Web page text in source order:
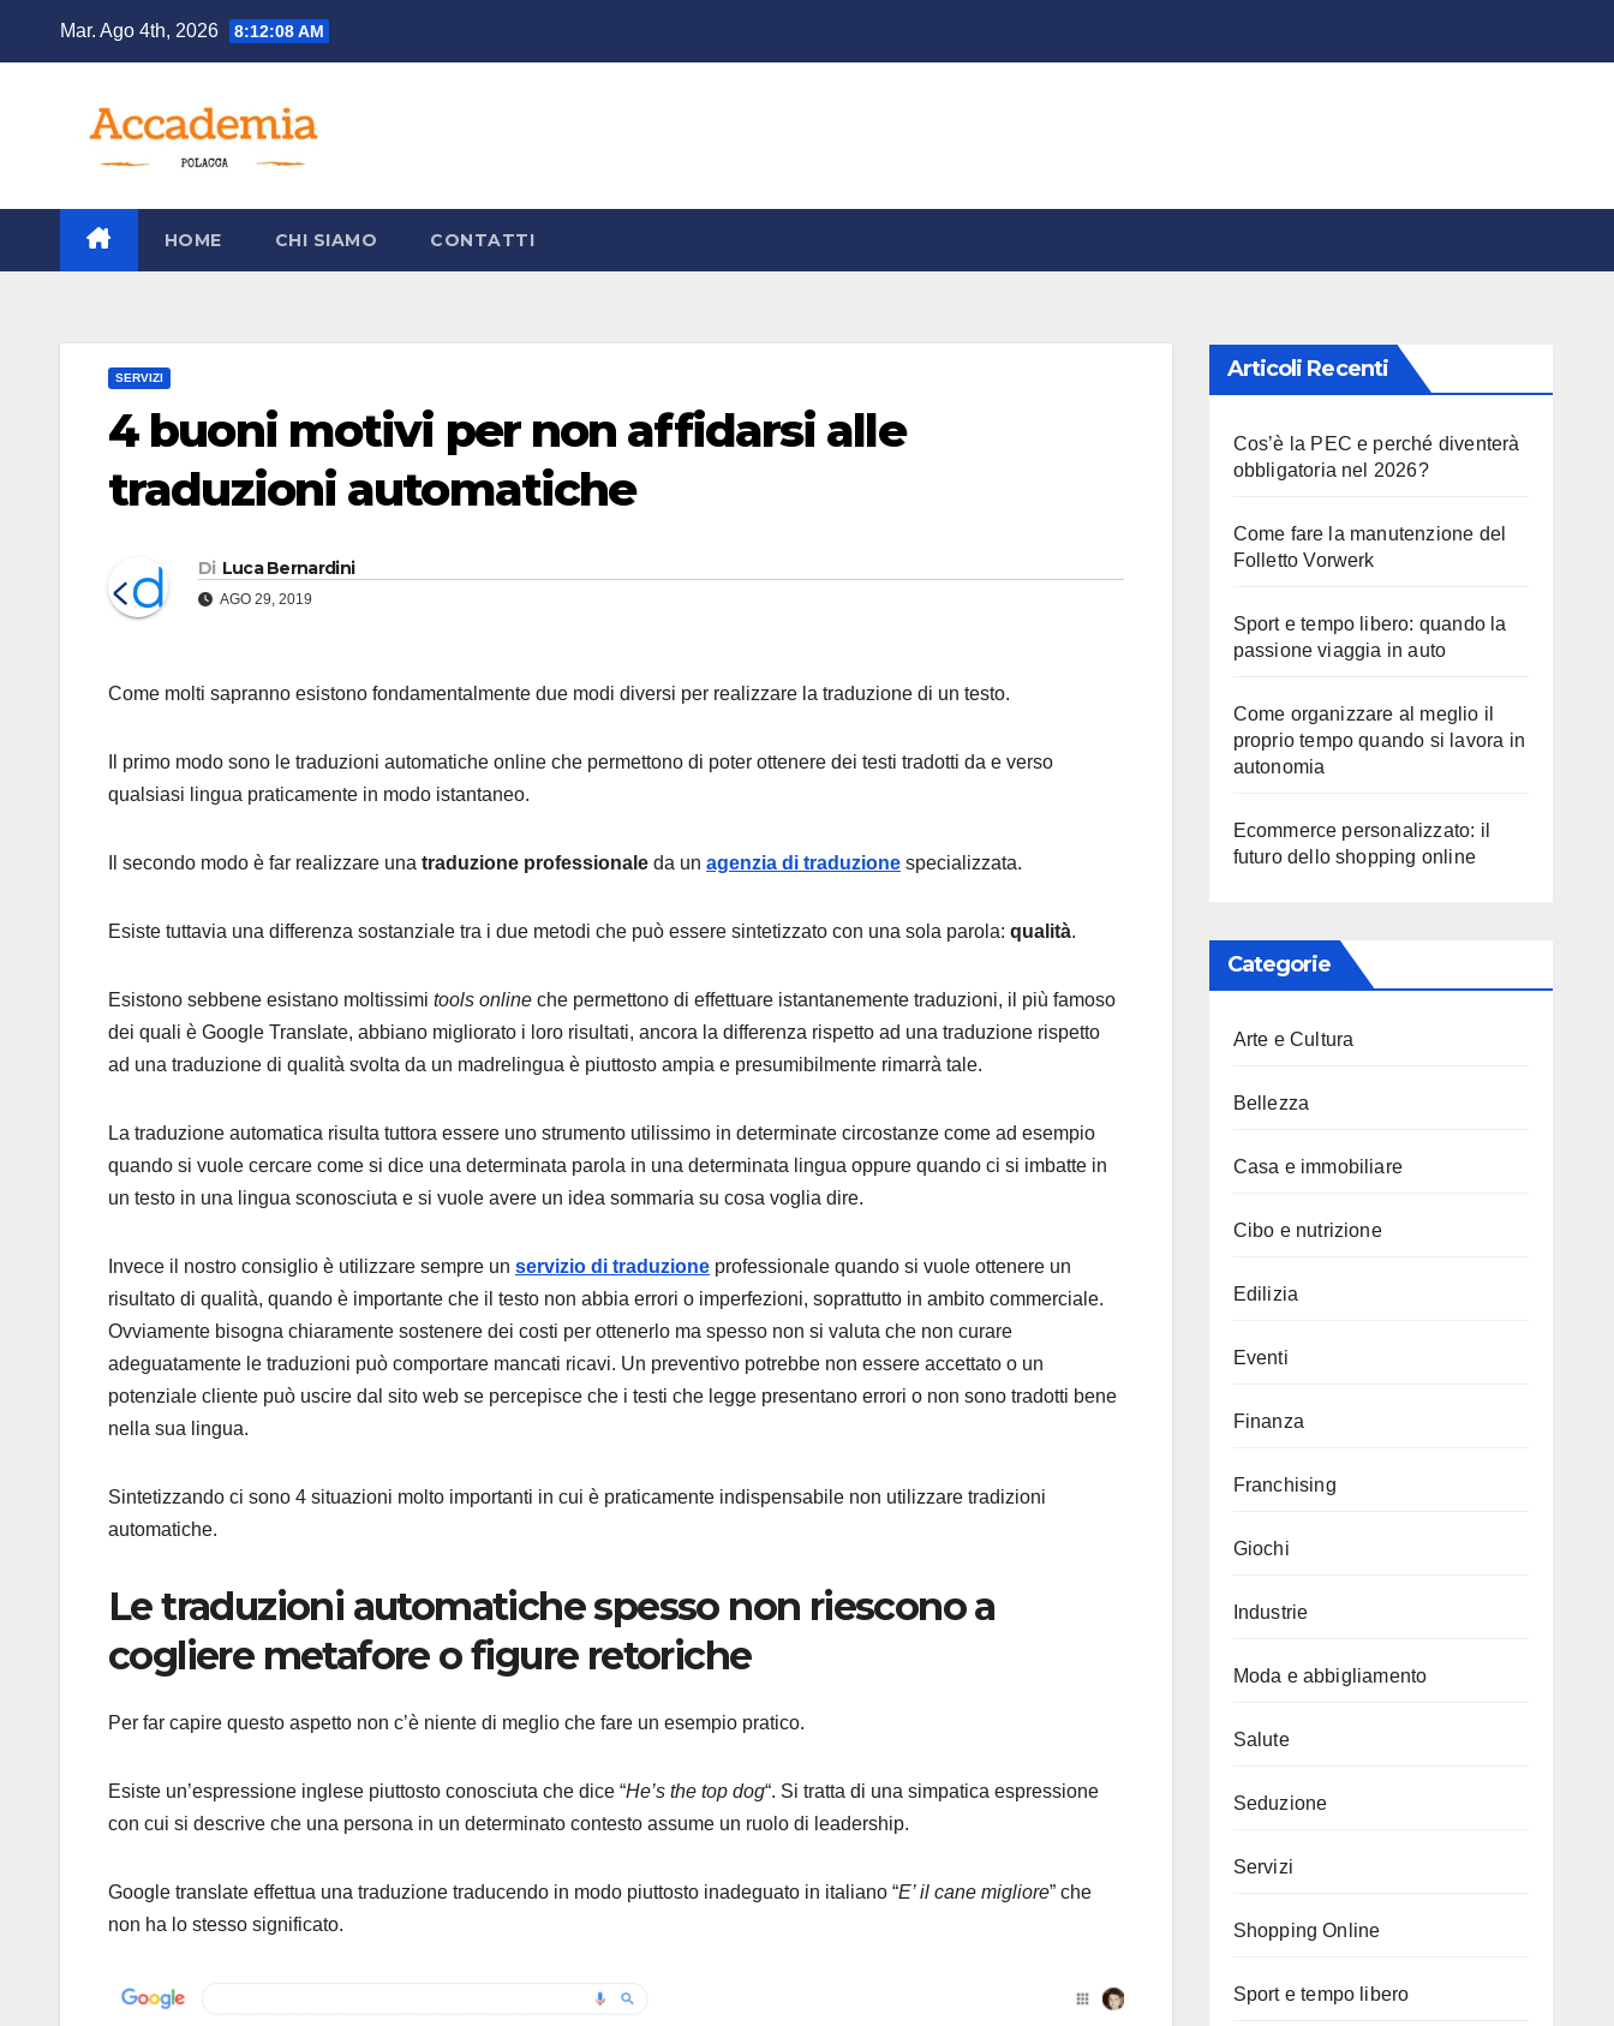
Mar. Ago 4th, 2026 8:12:09 AM
HOME CHI SIAMO CONTATTI
SERVIZI
4 buoni motivi per non affidarsi alle
traduzioni automatiche
Di Luca Bernardini
AGO 29, 2019
Come molti sapranno esistono fondamentalmente due modi diversi per realizzare la traduzione di un testo.
Il primo modo sono le traduzioni automatiche online che permettono di poter ottenere dei testi tradotti da e verso
qualsiasi lingua praticamente in modo istantaneo.
Il secondo modo è far realizzare una traduzione professionale da un agenzia di traduzione specializzata.
Esiste tuttavia una differenza sostanziale tra i due metodi che può essere sintetizzato con una sola parola: qualità.
Esistono sebbene esistano moltissimi tools online che permettono di effettuare istantanemente traduzioni, il più famoso
dei quali è Google Translate, abbiano migliorato i loro risultati, ancora la differenza rispetto ad una traduzione rispetto
ad una traduzione di qualità svolta da un madrelingua è piuttosto ampia e presumibilmente rimarrà tale.
La traduzione automatica risulta tuttora essere uno strumento utilissimo in determinate circostanze come ad esempio
quando si vuole cercare come si dice una determinata parola in una determinata lingua oppure quando ci si imbatte in
un testo in una lingua sconosciuta e si vuole avere un idea sommaria su cosa voglia dire.
Invece il nostro consiglio è utilizzare sempre un servizio di traduzione professionale quando si vuole ottenere un
risultato di qualità, quando è importante che il testo non abbia errori o imperfezioni, soprattutto in ambito commerciale.
Ovviamente bisogna chiaramente sostenere dei costi per ottenerlo ma spesso non si valuta che non curare
adeguatamente le traduzioni può comportare mancati ricavi. Un preventivo potrebbe non essere accettato o un
potenziale cliente può uscire dal sito web se percepisce che i testi che legge presentano errori o non sono tradotti bene
nella sua lingua.
Sintetizzando ci sono 4 situazioni molto importanti in cui è praticamente indispensabile non utilizzare tradizioni
automatiche.
Le traduzioni automatiche spesso non riescono a
cogliere metafore o figure retoriche
Per far capire questo aspetto non c’è niente di meglio che fare un esempio pratico.
Esiste un’espressione inglese piuttosto conosciuta che dice “He’s the top dog“. Si tratta di una simpatica espressione
con cui si descrive che una persona in un determinato contesto assume un ruolo di leadership.
Google translate effettua una traduzione traducendo in modo piuttosto inadeguato in italiano “E’ il cane migliore” che
non ha lo stesso significato.
Articoli Recenti
Cos’è la PEC e perché diventerà
obbligatoria nel 2026?
Come fare la manutenzione del
Folletto Vorwerk
Sport e tempo libero: quando la
passione viaggia in auto
Come organizzare al meglio il
proprio tempo quando si lavora in
autonomia
Ecommerce personalizzato: il
futuro dello shopping online
Categorie
Arte e Cultura
Bellezza
Casa e immobiliare
Cibo e nutrizione
Edilizia
Eventi
Finanza
Franchising
Giochi
Industrie
Moda e abbigliamento
Salute
Seduzione
Servizi
Shopping Online
Sport e tempo libero